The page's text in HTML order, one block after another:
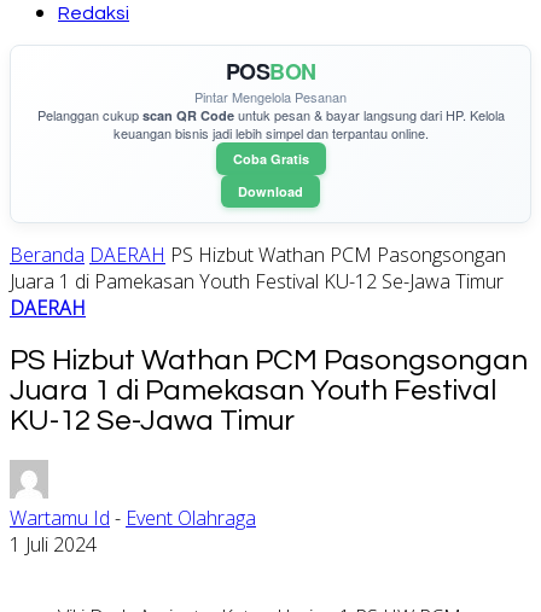
Redaksi
POSBON
Pintar Mengelola Pesanan
Pelanggan cukup scan QR Codeuntuk pesan & bayar langsung dari HP. Kelola
keuangan bisnis jadi lebih simpel dan terpantau online.
Coba Gratis
Download
Beranda DAERAH PS Hizbut Wathan PCM Pasongsongan
Juara 1 di Pamekasan Youth Festival KU-12 Se-Jawa Timur
DAERAH
PS Hizbut Wathan PCM Pasongsongan
Juara 1 di Pamekasan Youth Festival
KU-12 Se-Jawa Timur
Wartamu Id - Event Olahraga
1 Juli 2024